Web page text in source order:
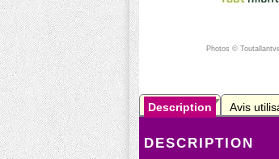
Photos ©
Description Avis
DESCRIPTION